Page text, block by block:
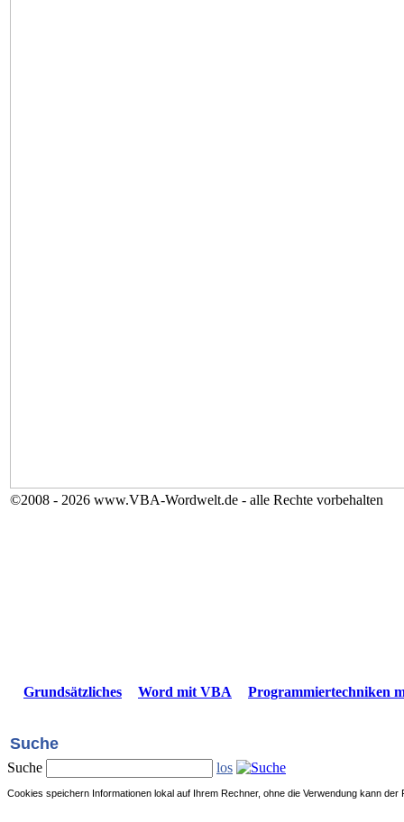
©2008 - 2026 www.VBA-Wordwelt.de - alle Rechte vorbehalten
Grundsätzliches Word mit VBA Programmiertechniken
Suche
Suche los
Cookies speichern Informationen lokal auf Ihrem Rechner, ohne die Verwendung kann